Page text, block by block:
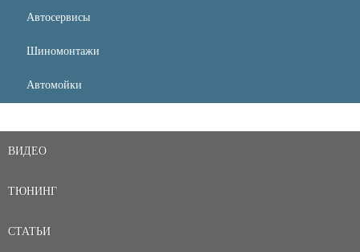
Автосервисы
Шиномонтажи
Автомойки
ВИДЕО
ТЮНИНГ
СТАТЬИ